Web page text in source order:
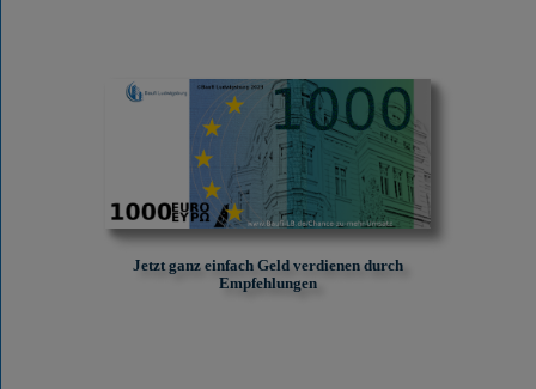
Jetzt ganz einfach Geld verdienen durch
Empfehlungen